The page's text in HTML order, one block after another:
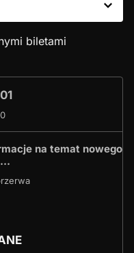
biletami
na temat nowego